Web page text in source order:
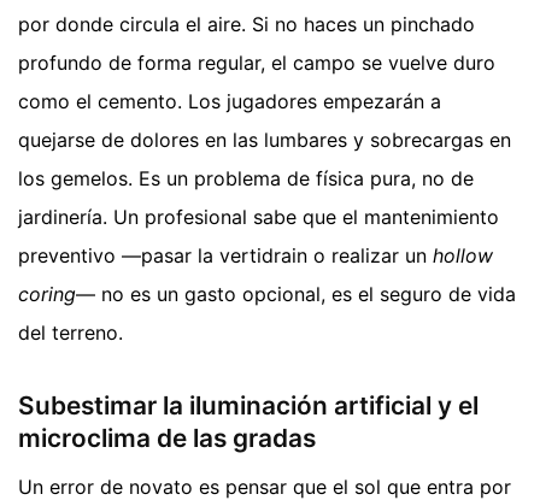
por donde circula el aire. Si no haces un pinchado
profundo de forma regular, el campo se vuelve duro
como el cemento. Los jugadores empezarán a
quejarse de dolores en las lumbares y sobrecargas en
los gemelos. Es un problema de física pura, no de
jardinería. Un profesional sabe que el mantenimiento
preventivo —pasar la vertidrain o realizar un hollow
coring— no es un gasto opcional, es el seguro de vida
del terreno.
Subestimar la iluminación artificial y el
microclima de las gradas
Un error de novato es pensar que el sol que entra por